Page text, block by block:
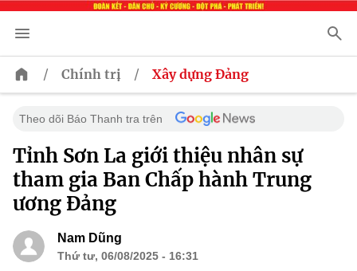
/ Chính trị / Xây dựng Đảng
Theo dõi Báo Thanh tra trên
Tỉnh Sơn La giới thiệu nhân sự
tham gia Ban Chấp hành Trung
ương Đảng
Nam Dũng
Thứ tư, 06/08/2025 - 16:31